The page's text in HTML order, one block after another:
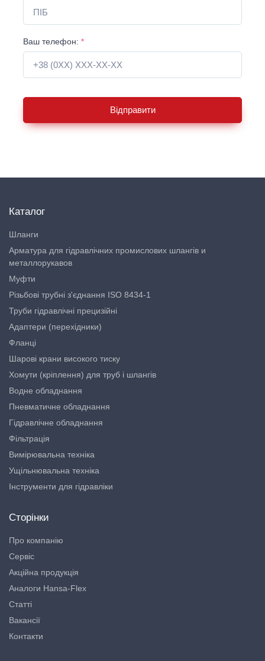
Ваш телефон: *
Відправити
Каталог
Шланги
Арматура для гідравлічних промислових шлангів и
металлорукавов
Муфти
Різьбові трубні з'єднання ISO 8434-1
Труби гідравлічні прецизійні
Адаптери (перехідники)
Фланці
Шарові крани високого тиску
Хомути (кріплення) для труб і шлангів
Водне обладнання
Пневматичне обладнання
Гідравлічне обладнання
Фільтрація
Вимірювальна техніка
Ущільнювальна техніка
Інструменти для гідравліки
Сторінки
Про компанію
Сервіс
Акційна продукція
Аналоги Hansa-Flex
Статті
Вакансії
Контакти